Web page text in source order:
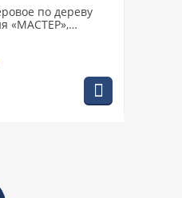
по дереву
«МАСТЕР»,
1/4", (29505-18)